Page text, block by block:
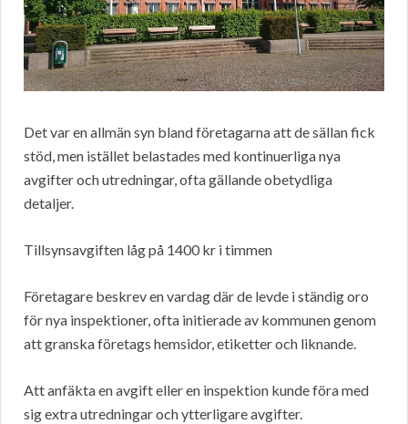
Det var en allmän syn bland företagarna att de sällan fick
stöd, men istället belastades med kontinuerliga nya
avgifter och utredningar, ofta gällande obetydliga
detaljer.
Tillsynsavgiften låg på 1400 kr i timmen
Företagare beskrev en vardag där de levde i ständig oro
för nya inspektioner, ofta initierade av kommunen genom
att granska företags hemsidor, etiketter och liknande.
Att anfäkta en avgift eller en inspektion kunde föra med
sig extra utredningar och ytterligare avgifter.